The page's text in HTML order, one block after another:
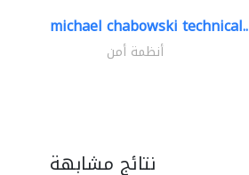
michael chabowski technical..
أنظمة أمن
نتائج مشابهة